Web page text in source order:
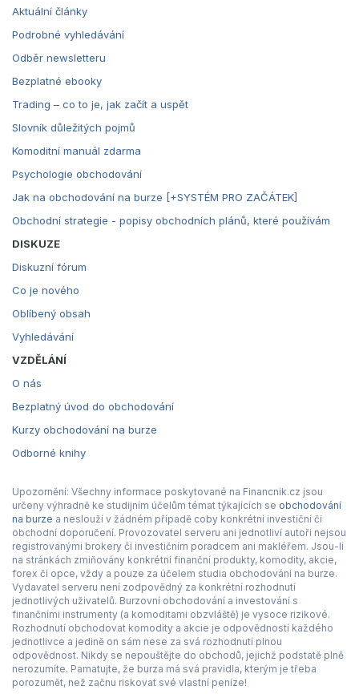
Aktuální články
Podrobné vyhledávání
Odběr newsletteru
Bezplatné ebooky
Trading – co to je, jak začít a uspět
Slovník důležitých pojmů
Komoditní manuál zdarma
Psychologie obchodování
Jak na obchodování na burze [+SYSTÉM PRO ZAČÁTEK]
Obchodní strategie - popisy obchodních plánů, které používám
DISKUZE
Diskuzní fórum
Co je nového
Oblíbený obsah
Vyhledávání
VZDĚLÁNÍ
O nás
Bezplatný úvod do obchodování
Kurzy obchodování na burze
Odborné knihy
Upozornění: Všechny informace poskytované na Financnik.cz jsou
určeny výhradně ke studijním účelům témat týkajících se obchodování
na burze a neslouží v žádném případě coby konkrétní investiční či
obchodní doporučení. Provozovatel serveru ani jednotliví autoři nejsou
registrovanými brokery či investičním poradcem ani makléřem. Jsou-li
na stránkách zmiňovány konkrétní finanční produkty, komodity, akcie,
forex či opce, vždy a pouze za účelem studia obchodování na burze.
Vydavatel serveru není zodpovědný za konkrétní rozhodnutí
jednotlivých uživatelů. Burzovní obchodování a investování s
finančními instrumenty (a komoditami obzvláště) je vysoce rizikové.
Rozhodnutí obchodovat komodity a akcie je odpovědností každého
jednotlivce a jedině on sám nese za svá rozhodnutí plnou
odpovědnost. Nikdy se nepouštějte do obchodů, jejichž podstatě plně
nerozumíte. Pamatujte, že burza má svá pravidla, kterým je třeba
porozumět, než začnu riskovat své vlastní peníze!